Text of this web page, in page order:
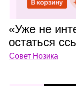
«Уже не
остаться
Совет Нозика